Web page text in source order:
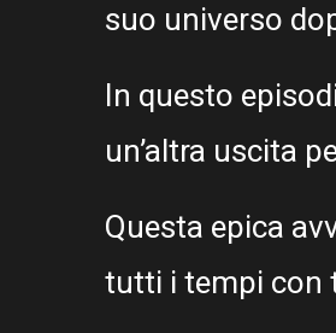
suo universo
In questo
un’altra uscita
Questa epica
tutti i tempi con